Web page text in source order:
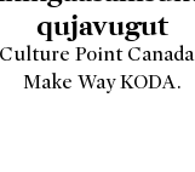
qujavugut
Point
Make Way KODA.